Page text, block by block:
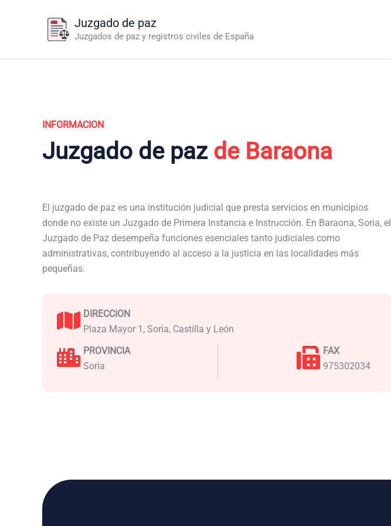
Juzgado de paz
Juzgados de paz y registros civiles de España
INFORMACION
Juzgado de paz de Baraona
El juzgado de paz es una institución judicial que presta servicios en municipios
donde no existe un Juzgado de Primera Instancia e Instrucción. En Baraona, Soria, el
Juzgado de Paz desempeña funciones esenciales tanto judiciales como
administrativas, contribuyendo al acceso a la justicia en las localidades más
pequeñas.
DIRECCION
Plaza Mayor 1, Soria, Castilla y León
PROVINCIA
Soria
FAX
975302034